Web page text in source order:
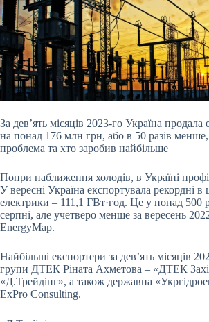
За дев’ять місяців 2023-го Україна
на понад 176 млн грн, або в 50 разів
проблема та хто заробив найбільше
Попри наближення холодів, в Україні
У вересні Україна експортувала рекордні в
електрики – 111,1 ГВт·год. Це у понад 500
серпні, але учетверо менше за вересень
EnergyMap.
Найбільші експортери за дев’ять місяців
групи ДТЕК Ріната Ахметова – «ДТЕК
«Д.Трейдінг», а також державна
ExPro Consulting.